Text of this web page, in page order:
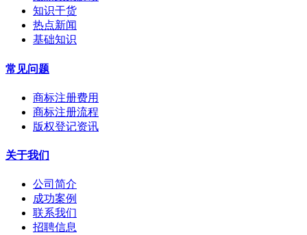
知识干货
热点新闻
基础知识
常见问题
商标注册费用
商标注册流程
版权登记资讯
关于我们
公司简介
成功案例
联系我们
招聘信息